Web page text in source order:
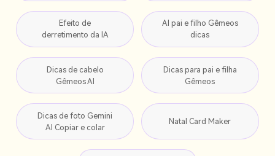
Efeito de
derretimento da IA
AI pai e filho Gêmeos
dicas
Dicas de cabelo
Gêmeos AI
Dicas para pai e filha
Gêmeos
Dicas de foto Gemini
AI Copiar e colar
Natal Card Maker